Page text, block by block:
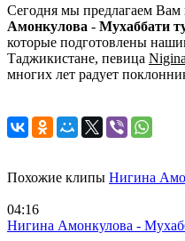
Сегодня мы предлагаем Вам
Амонкулова - Мухаббати
которые подготовлены
Таджикистане, певица
многих лет радует
Похожие клипы Нигина
04:16
Нигина Амонкулова -